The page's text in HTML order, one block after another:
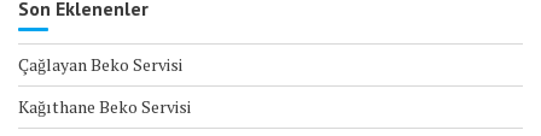
Son Eklenenler
Çağlayan Beko Servisi
Kağıthane Beko Servisi